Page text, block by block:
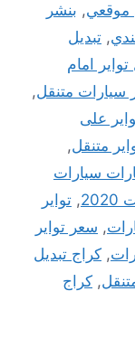
موقعي, بنشر
, تبديل
تواير امام
سيارات متنقل,
على
متنقل,
سيارات
, تواير
, سعر تواير
, كراج تبديل
, كراج